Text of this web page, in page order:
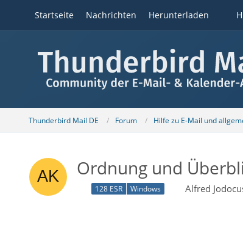
Startseite Nachrichten Herunterladen
Thunderbird Mail DE Forum Hilfe zu E-Mail und
Ordnung und
128 ESR Windows Alfred